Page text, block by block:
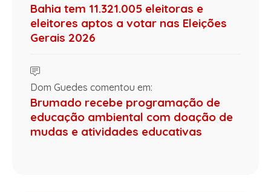
Bahia tem 11.321.005 eleitoras e
eleitores aptos a votar nas Eleições
Gerais 2026
Dom Guedes comentou em:
Brumado recebe programação de
educação ambiental com doação de
mudas e atividades educativas